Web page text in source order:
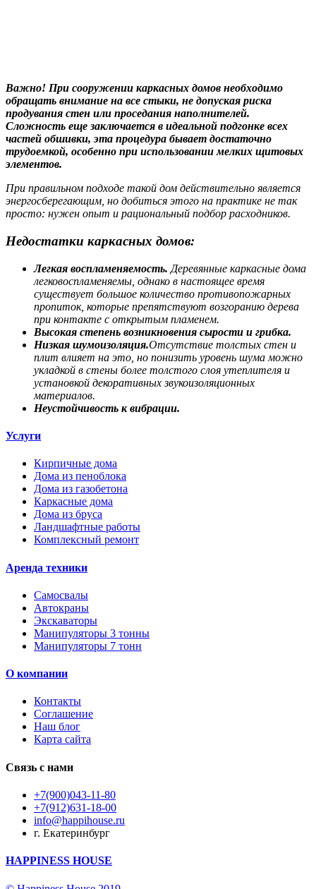
Важно! При сооружении каркасных домов необходимо
обращать внимание на все стыки, не допуская риска
продувания стен или проседания наполнителей.
Сложность еще заключается в идеальной подгонке всех
частей обшивки, эта процедура бывает достаточно
трудоемкой, особенно при использовании мелких щитовых
элементов.
При правильном подходе такой дом действительно является
энергосберегающим, но добиться этого на практике не так
просто: нужен опыт и рациональный подбор расходников.
Недостатки каркасных домов:
Легкая воспламеняемость. Деревянные каркасные дома
легковоспламеняемы, однако в настоящее время
существует большое количество противопожарных
пропиток, которые препятствуют возгоранию дерева
при контакте с открытым пламенем.
Высокая степень возникновения сырости и грибка.
Низкая шумоизоляция.Отсутствие толстых стен и
плит влияет на это, но понизить уровень шума можно
укладкой в стены более толстого слоя утеплителя и
установкой декоративных звукоизоляционных
материалов.
Неустойчивость к вибрации.
Услуги
Кирпичные дома
Дома из пеноблока
Дома из газобетона
Каркасные дома
Дома из бруса
Ландшафтные работы
Комплексный ремонт
Аренда техники
Самосвалы
Автокраны
Экскаваторы
Манипуляторы 3 тонны
Манипуляторы 7 тонн
О компании
Контакты
Соглашение
Наш блог
Карта сайта
Связь с нами
+7(900)043-11-80
+7(912)631-18-00
info@happihouse.ru
г. Екатеринбург
HAPPINESS HOUSE